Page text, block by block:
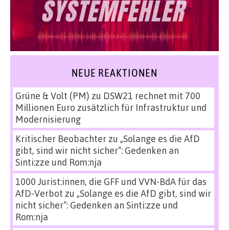
NEUE REAKTIONEN
Grüne & Volt (PM) zu DSW21 rechnet mit 700
Millionen Euro zusätzlich für Infrastruktur und
Modernisierung
Kritischer Beobachterzu „Solange es die AfD
gibt, sind wir nicht sicher“: Gedenken an
Sinti:zze und Rom:nja
1000 Jurist:innen, die GFF und VVN-BdA für das
AfD-Verbot zu „Solange es die AfD gibt, sind wir
nicht sicher“: Gedenken an Sinti:zze und
Rom:nja